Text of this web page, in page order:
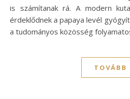
is számítanak rá. A modern
érdeklődnek a papaya levél
a tudományos közösség
TOVÁBB